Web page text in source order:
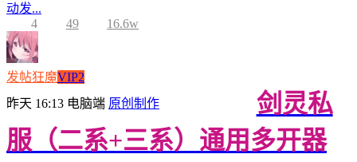
动发...
4
49 16.6w
发帖狂魔VIP2
昨天 16:13 电脑端 原创制作
剑灵私
服（二系+三系）通用多开器